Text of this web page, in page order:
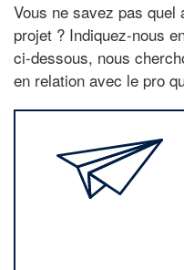
Vous ne savez pas
projet ? Indiquez-nous
ci-dessous, nous
en relation avec le pro